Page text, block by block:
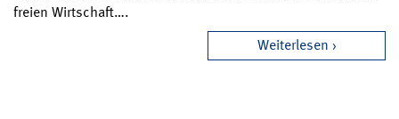
freien Wirtschaft….
Weiterlesen